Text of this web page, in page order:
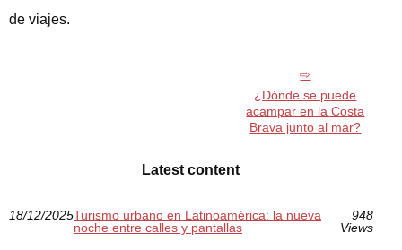
de viajes.
¿Dónde se puede
acampar en la Costa
Brava junto al mar?
Latest content
18/12/2025Turismo urbano en Latinoamérica: la nueva
noche entre calles y pantallas
948
Views